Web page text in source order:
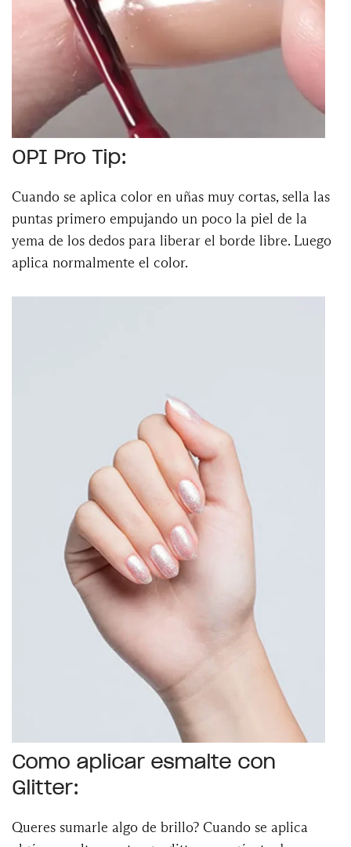
OPI Pro Tip:
Cuando se aplica color en uñas muy cortas, sella las
puntas primero empujando un poco la piel de la
yema de los dedos para liberar el borde libre. Luego
aplica normalmente el color.
Como aplicar esmalte con
Glitter:
Queres sumarle algo de brillo? Cuando se aplica